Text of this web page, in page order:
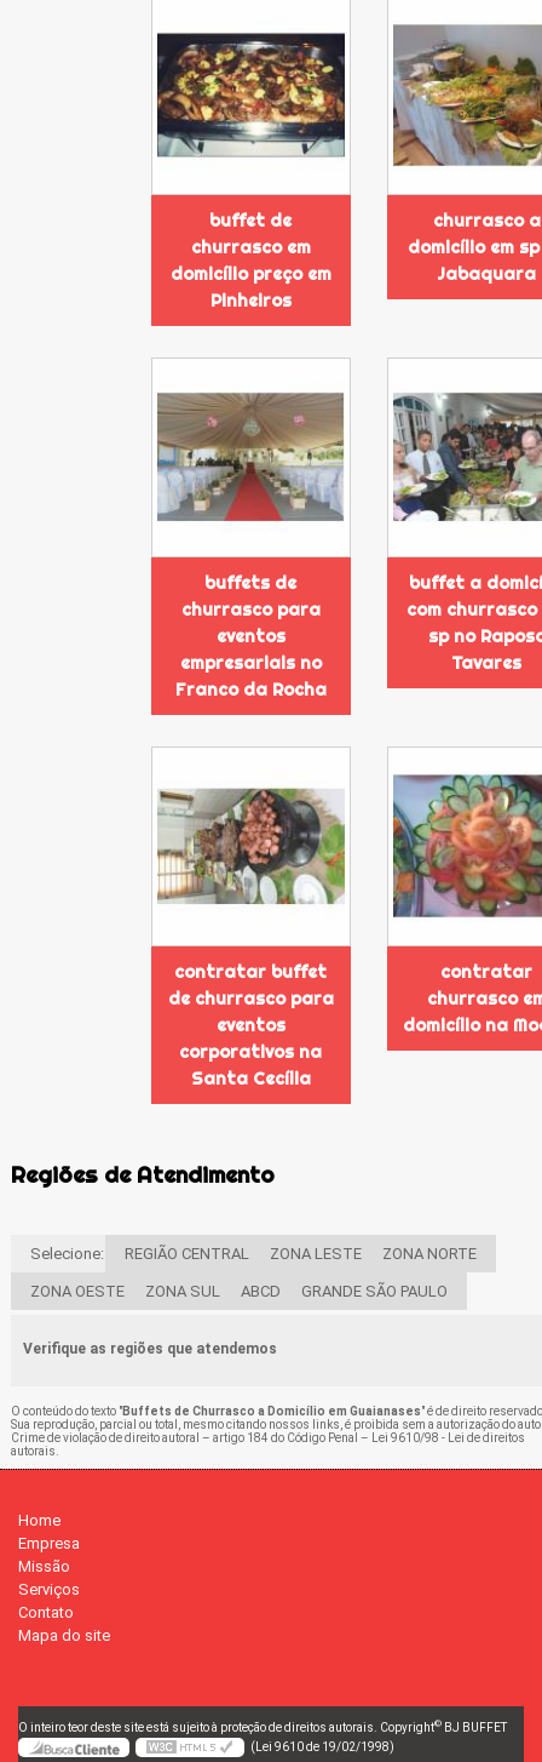
buffet de
churrasco em
domicílio preço em
Pinheiros
churrasco a
domicílio em
Jabaquara
buffets de
churrasco para
eventos
empresariais no
Franco da Rocha
buffet a
com churrasco
sp no
Tavares
contratar buffet
de churrasco para
eventos
corporativos na
Santa Cecília
contratar
churrasco
domicílio na
Regiões de Atendimento
Selecione: REGIÃO CENTRAL ZONA LESTE ZONA NORTE
ZONA OESTE ZONA SUL ABCD GRANDE SÃO PAULO
Verifique as regiões que atendemos
O conteúdo do texto "Buffets de Churrasco a Domicílio em Guaianases" é de direito
Sua reprodução, parcial ou total, mesmo citando nossos links, é proibida sem a autorização do
Crime de violação de direito autoral – artigo 184 do Código Penal –
Lei 9610/98 - Lei de direitos
autorais
Home
Empresa
Missão
Serviços
Contato
Mapa do site
O inteiro teor deste site está sujeito à proteção de direitos autorais. Copyright© BJ BUFFET
(Lei 9610 de 19/02/1998)